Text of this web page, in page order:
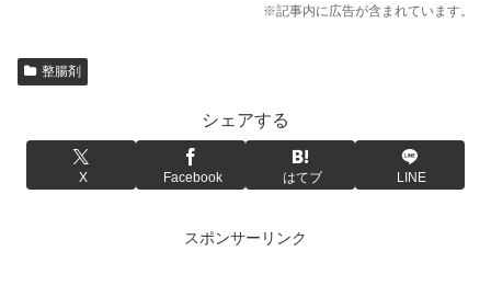
※記事内に広告が含まれています。
整腸剤
シェアする
X Facebook はてブ LINE
スポンサーリンク